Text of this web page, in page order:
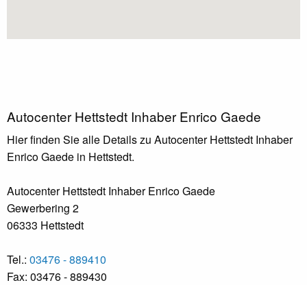
Autocenter Hettstedt Inhaber Enrico Gaede
Hier finden Sie alle Details zu Autocenter Hettstedt Inhaber
Enrico Gaede in Hettstedt.
Autocenter Hettstedt Inhaber Enrico Gaede
Gewerbering 2
06333 Hettstedt
Tel.: 03476 - 889410
Fax: 03476 - 889430